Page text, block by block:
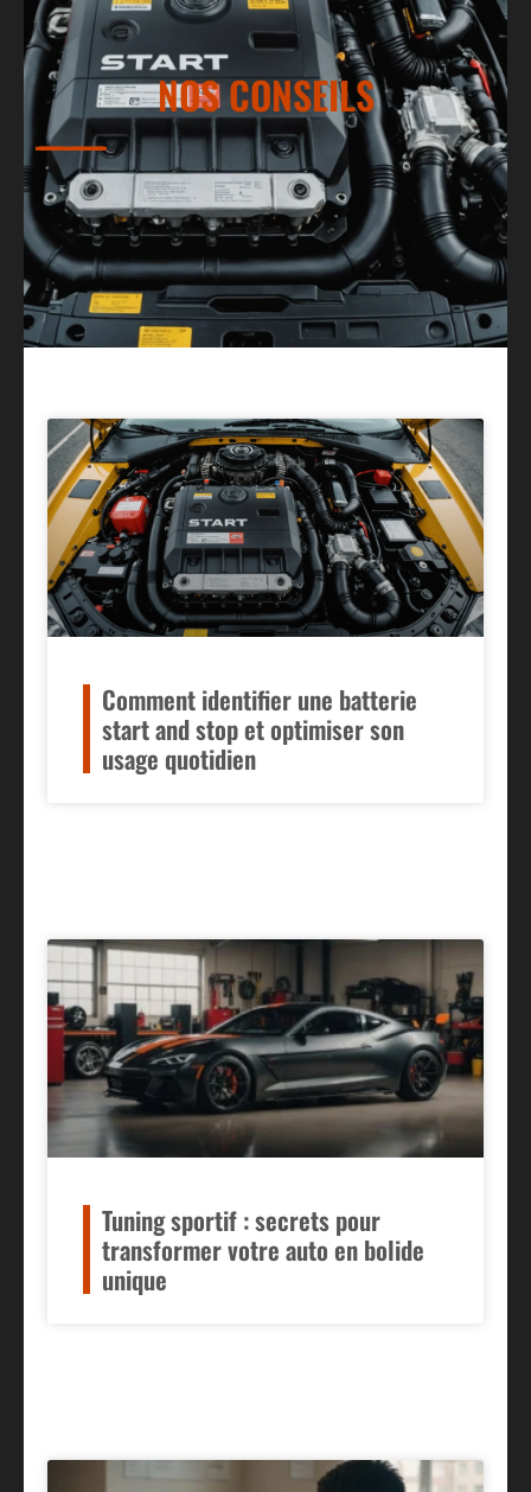
NOS CONSEILS
Comment identifier une batterie
start and stop et optimiser son
usage quotidien
Tuning sportif : secrets pour
transformer votre auto en bolide
unique